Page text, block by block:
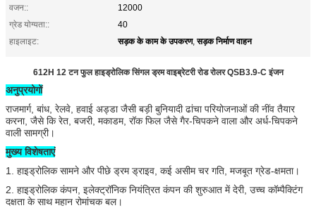
वजन::
12000
ग्रेड योग्यता::
40
हाइलाइट:
सड़क के काम के उपकरण,सड़क निर्माण वाहन
612H 12 टन फुल हाइड्रोलिक सिंगल ड्रम वाइब्रेटरी रोड रोलर QSB3.9-C इंजन
अनुप्रयोगों
राजमार्ग, बांध, रेलवे, हवाई अड्डा जैसी बड़ी बुनियादी ढांचा परियोजनाओं की नींव तैयार
करना, जैसे कि रेत, बजरी, मकाडम, रॉक फिल जैसे गैर-चिपकने वाला और अर्ध-चिपकने
वाली सामग्री।
मुख्य विशेषताएं
1. हाइड्रोलिक सामने और पीछे ड्रम ड्राइव, कई असीम चर गति, मजबूत ग्रेड-क्षमता।
2. हाइड्रोलिक कंपन, इलेक्ट्रॉनिक नियंत्रित कंपन की शुरुआत में देरी, उच्च कॉम्पैक्टिंग
दक्षता के साथ महान रोमांचक बल।